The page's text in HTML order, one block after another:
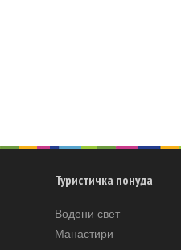
Туристичка понуда
Водени свет
Манастири